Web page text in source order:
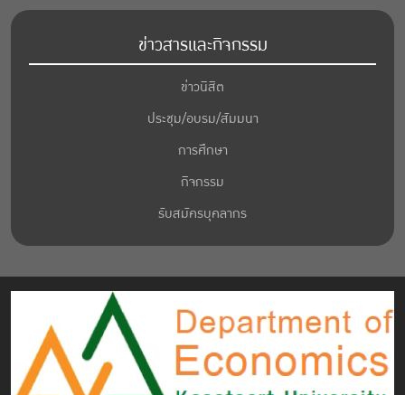
ข่าวสารและกิจกรรม
ข่าวนิสิต
ประชุม/อบรม/สัมมนา
การศึกษา
กิจกรรม
รับสมัครบุคลากร